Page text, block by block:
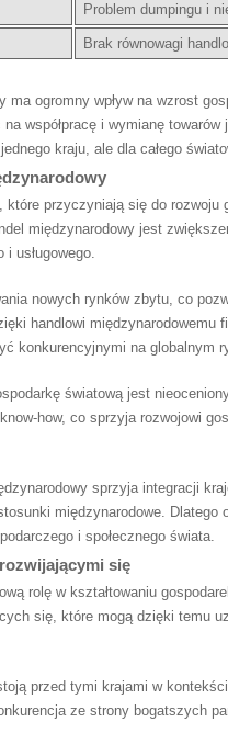
Problem dumpingu i
Brak równowagi
ma ogromny wpływ na wzrost
współpracę i wymianę
kraju, ​ale dla całego
⁢które przyczyniają się do rozwoju
międzynarodowy jest
i usługowego.
nowych rynków zbytu, co
handlowi międzynarodowemu
konkurencyjnymi na globalnym
światową jest
how, co sprzyja​ rozwojowi
sprzyja integracji
międzynarodowe. Dlatego
i społecznego świata.
się
rolę w kształtowaniu
się, które mogą dzięki temu
przed tymi ​krajami w
ze strony bogatszych